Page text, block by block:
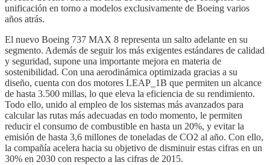
unificación en torno a modelos exclusivamente de Boeing varios
años atrás.
El nuevo Boeing 737 MAX 8 representa un salto adelante en su
segmento. Además de seguir los más exigentes estándares de calidad
y seguridad, supone una importante mejora en materia de
sostenibilidad. Con una aerodinámica optimizada gracias a su
diseño, cuenta con dos motores LEAP_1B que permiten un alcance
de hasta 3.500 millas, lo que eleva la eficiencia de su rendimiento.
Todo ello, unido al empleo de los sistemas más avanzados para
calcular las rutas más adecuadas en todo momento, le permiten
reducir el consumo de combustible en hasta un 20%, y evitar la
emisión de hasta 3,6 millones de toneladas de CO2 al año. Con ello,
la compañía acelera hacia su objetivo de disminuir estas cifras en un
30% en 2030 con respecto a las cifras de 2015.